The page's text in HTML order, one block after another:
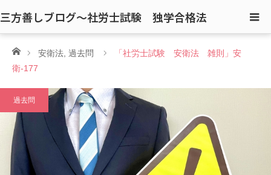
三方善しブログ〜社労士試験 独学合格法
ホーム安衛法 過去問
「社労士試験 安衛法 雑則」安
衛-177
過去問